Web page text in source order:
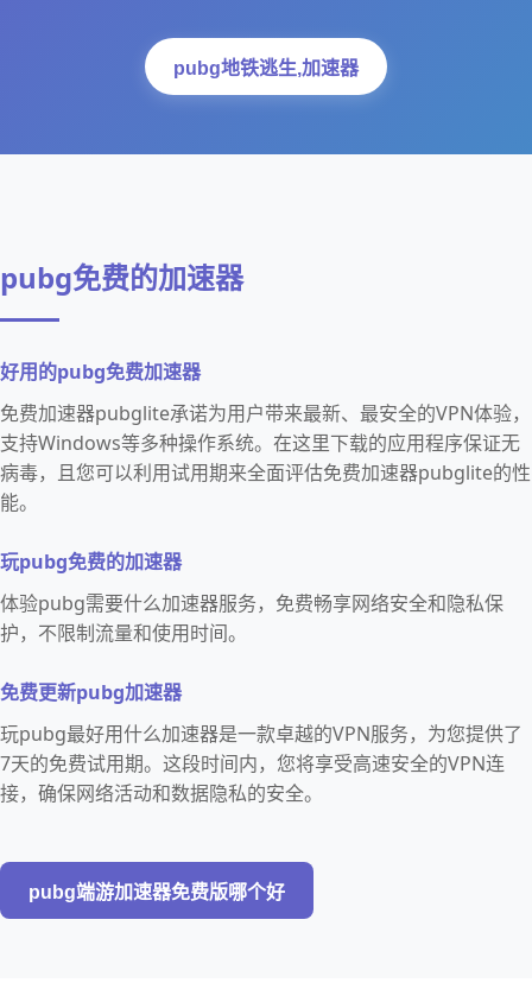
pubg地铁逃生,加速器
pubg免费的加速器
好用的pubg免费加速器
免费加速器pubglite承诺为用户带来最新、最安全的VPN体验，
支持Windows等多种操作系统。在这里下载的应用程序保证无
病毒，且您可以利用试用期来全面评估免费加速器pubglite的性
能。
玩pubg免费的加速器
体验pubg需要什么加速器服务，免费畅享网络安全和隐私保
护，不限制流量和使用时间。
免费更新pubg加速器
玩pubg最好用什么加速器是一款卓越的VPN服务，为您提供了
7天的免费试用期。这段时间内，您将享受高速安全的VPN连
接，确保网络活动和数据隐私的安全。
pubg端游加速器免费版哪个好